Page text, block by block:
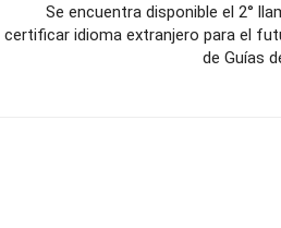
Se encuentra disponible el 2°
certificar idioma extranjero para el
de Guías